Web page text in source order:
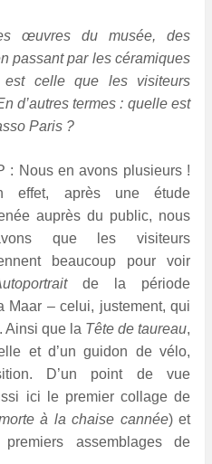
œuvres du musée, des
passant par les céramiques
celle que les visiteurs
d’autres termes : quelle est
Paris ?
: Nous en avons plusieurs !
effet, après une étude
auprès du public, nous
que les visiteurs
beaucoup pour voir
de la période
Maar – celui, justement, qui
Ainsi que la Tête de taureau,
et d’un guidon de vélo,
D’un point de vue
ici le premier collage de
à la chaise cannée) et
assemblages de